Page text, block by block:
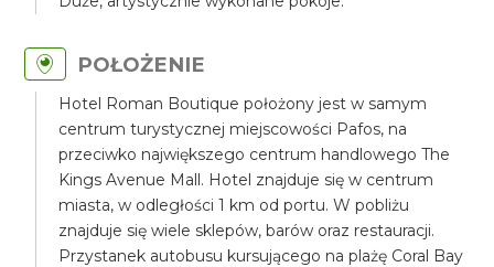
POŁOŻENIE
Hotel Roman Boutique położony jest w samym
centrum turystycznej miejscowości Pafos, na
przeciwko największego centrum handlowego The
Kings Avenue Mall. Hotel znajduje się w centrum
miasta, w odległości 1 km od portu. W pobliżu
znajduje się wiele sklepów, barów oraz restauracji.
Przystanek autobusu kursującego na plażę Coral Bay